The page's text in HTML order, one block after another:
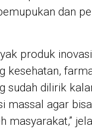
dan
produk
kesehatan,
sudah dilirik
massal agar
masyarakat,”